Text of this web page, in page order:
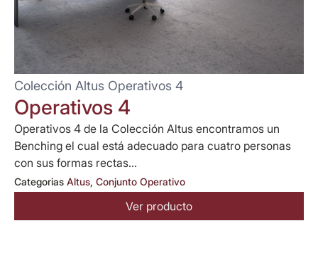
Colección Altus Operativos 4
Operativos 4
Operativos 4 de la Colección Altus encontramos un
Benching el cual está adecuado para cuatro personas
con sus formas rectas...
Categorias Altus, Conjunto Operativo
Ver producto